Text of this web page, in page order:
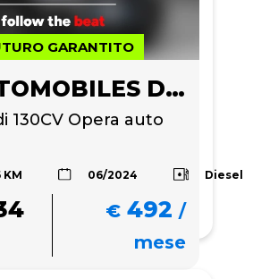
GARANTITO
DS AUTOMOBILES DS 4
130CV Opera auto
KM 06/2024 Diesel
€ 492 /
mese